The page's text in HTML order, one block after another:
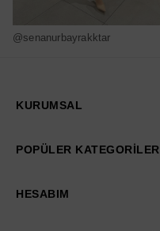
@senanurbayrakktar
KURUMSAL
POPÜLER KATEGORİLER
HESABIM